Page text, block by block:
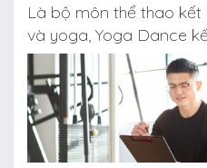
Là bộ môn thể thao
và yoga, Yoga Dance